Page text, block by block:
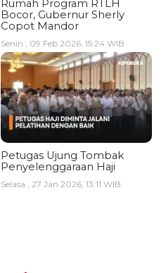
Rumah Program RTLH
Bocor, Gubernur Sherly
Copot Mandor
Senin , 09 Feb 2026, 15:24 WIB
Petugas Ujung Tombak
Penyelenggaraan Haji
Selasa , 27 Jan 2026, 13:11 WIB